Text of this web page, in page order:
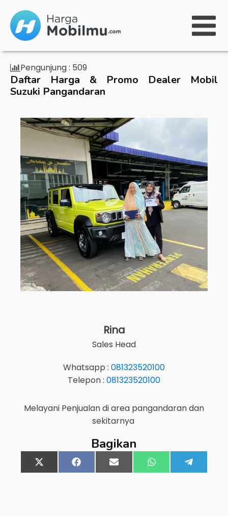
Pengunjung : 509
Daftar Harga & Promo Dealer Mobil
Suzuki Pangandaran
Rina
Sales Head
Whatsapp : 081323520100
Telepon : 081323520100
Melayani Penjualan di area pangandarandan
sekitarnya
Bagikan
Share
on
X
(Twitter)
Share
on
FacebookShare
on
Email Share
on
WhatsApp
on